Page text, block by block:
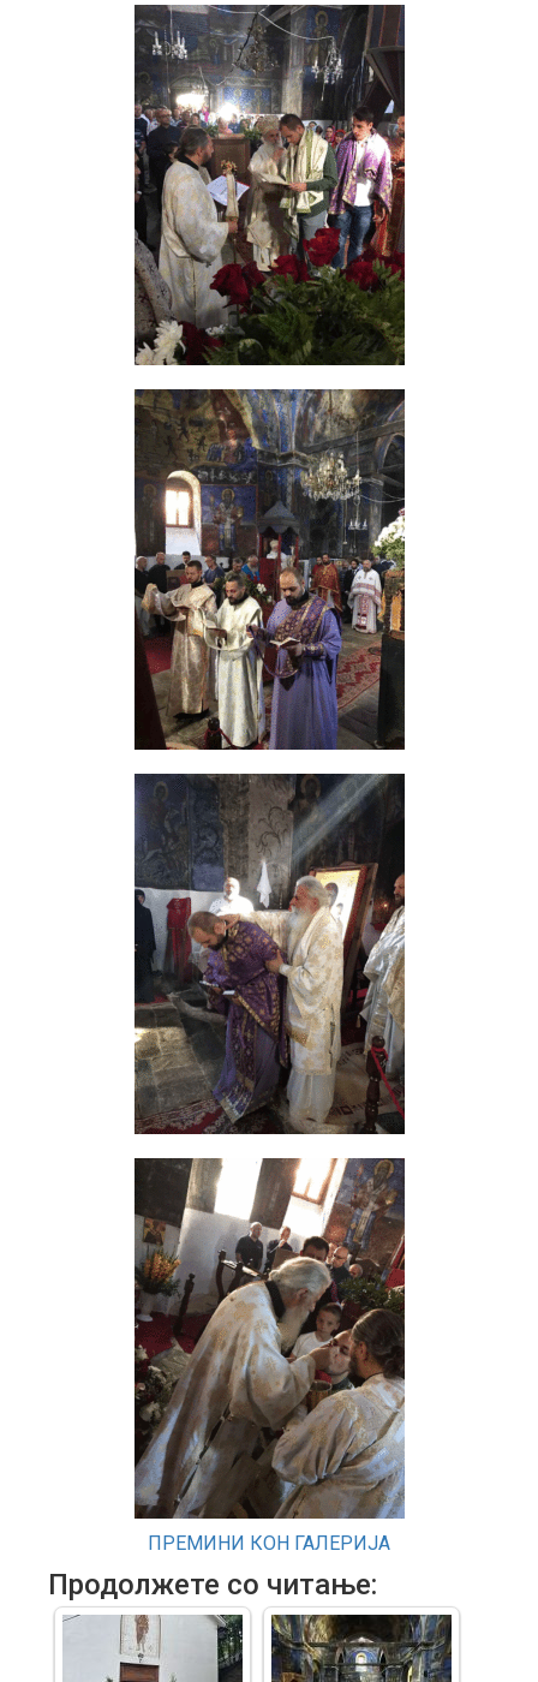
ПРЕМИНИ КОН ГАЛЕРИЈА
Продолжете со читање: